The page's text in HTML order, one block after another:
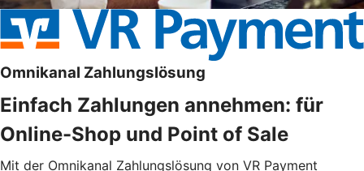
Omnikanal Zahlungslösung
Einfach Zahlungen annehmen: für
Online-Shop und Point of Sale
Mit der Omnikanal Zahlungslösung von VR Payment